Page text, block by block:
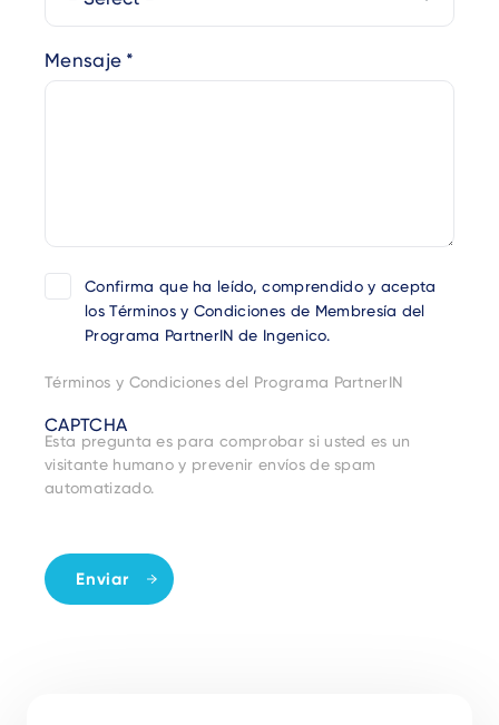
Mensaje
Confirma que ha leído, comprendido y acepta
los Términos y Condiciones de Membresía del
Programa PartnerIN de Ingenico.
Términos y Condiciones del Programa PartnerIN
CAPTCHA
Esta pregunta es para comprobar si usted es un
visitante humano y prevenir envíos de spam
automatizado.